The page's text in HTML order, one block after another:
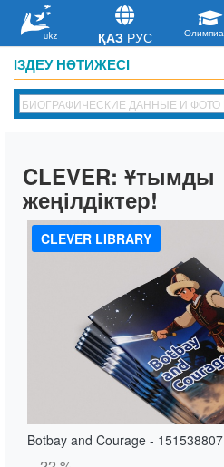
IЗДЕУ НӘТИЖЕСІ
CLEVER: Ұтымды
жеңілдіктер!
CLEVER LIBRARY
Botbay and Courage - 151538807
ҚАЗ РУС